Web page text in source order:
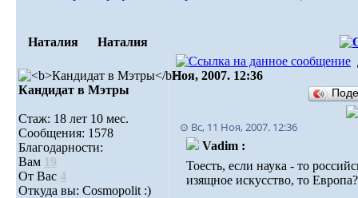
Наталия Наталия
Кандидат в Мэтры
Стаж: 18 лет 10 мес.
Сообщения: 1578
Благодарности:
Вам 19
От Вас 4
Откуда вы: Cosmopolit :)
Ноя, 2007. 12:36
⊙ Вс, 11 Ноя, 2007. 12:36
Vadim :
Тоесть, если наука - то
изящное искусство, то Европа?